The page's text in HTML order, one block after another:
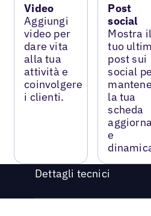
Video
Aggiungi
video per
dare vita
alla tua
attività e
coinvolgere
i clienti.
Post
social
Mostra il
tuo
post sui
social
la tua
scheda
e
Dettagli tecnici